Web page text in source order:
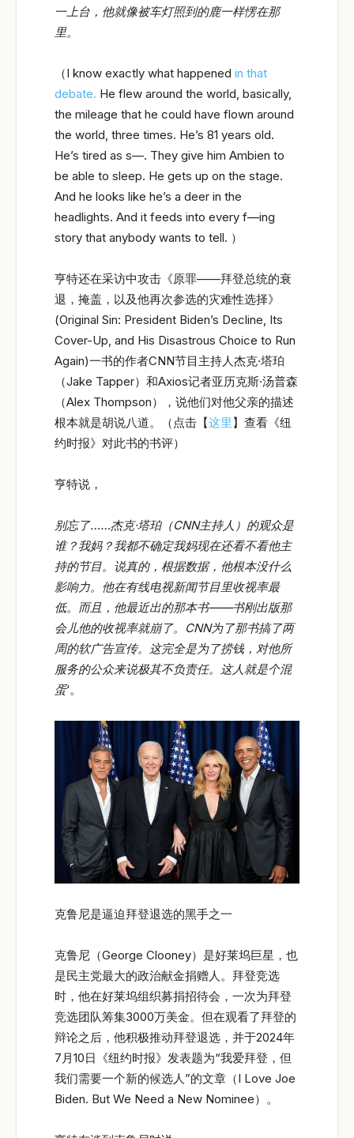
一上台，他就像被车灯照到的鹿一样愣在那
里。
（I know exactly what happened in that
debate. He flew around the world, basically,
the mileage that he could have flown around
the world, three times. He’s 81 years old.
He’s tired as s—. They give him Ambien to
be able to sleep. He gets up on the stage.
And he looks like he’s a deer in the
headlights. And it feeds into every f—ing
story that anybody wants to tell. ）
亨特还在采访中攻击《原罪——拜登总统的衰
退，掩盖，以及他再次参选的灾难性选择》
(Original Sin: President Biden’s Decline, Its
Cover-Up, and His Disastrous Choice to Run
Again)一书的作者CNN节目主持人杰克·塔珀
（Jake Tapper）和Axios记者亚历克斯·汤普森
（Alex Thompson），说他们对他父亲的描述
根本就是胡说八道。（点击【这里 】查看《纽
约时报》对此书的书评）
亨特说，
别忘了……杰克·塔珀（CNN主持人）的观众是
谁？我妈？我都不确定我妈现在还看不看他主
持的节目。说真的，根据数据，他根本没什么
影响力。他在有线电视新闻节目里收视率最
低。而且，他最近出的那本书——书刚出版那
会儿他的收视率就崩了。CNN为了那书搞了两
周的软广告宣传。这完全是为了捞钱，对他所
服务的公众来说极其不负责任。这人就是个混
蛋‘。
克鲁尼是逼迫拜登退选的黑手之一
克鲁尼（George Clooney）是好莱坞巨星，也
是民主党最大的政治献金捐赠人。拜登竞选
时，他在好莱坞组织募捐招待会，一次为拜登
竞选团队筹集3000万美金。但在观看了拜登的
辩论之后，他积极推动拜登退选，并于2024年
7月10日《纽约时报》发表题为“我爱拜登，但
我们需要一个新的候选人”的文章（I Love Joe
Biden. But We Need a New Nominee）。